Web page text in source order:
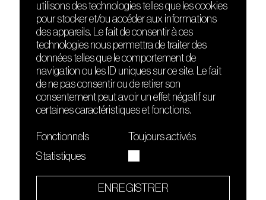
DÉCOUVRIR
Le lieu
Contact
Presse
Cours de DJing
TMLAB
FRIENDS
Nuits sonores
HEAT
Hôtel71
La Gaîté Lyrique
Le Sucre fait partie de
utilisons des technologies telles que les cookies
pour stocker et/ou accéder aux informations
des appareils. Le fait de consentir à ces
technologies nous permettra de traiter des
données telles que le comportement de
navigation ou les ID uniques sur ce site. Le fait
de ne pas consentir ou de retirer son
consentement peut avoir un effet négatif sur
certaines caractéristiques et fonctions.
Fonctionnels
Toujours activés
Statistiques
ENREGISTRER